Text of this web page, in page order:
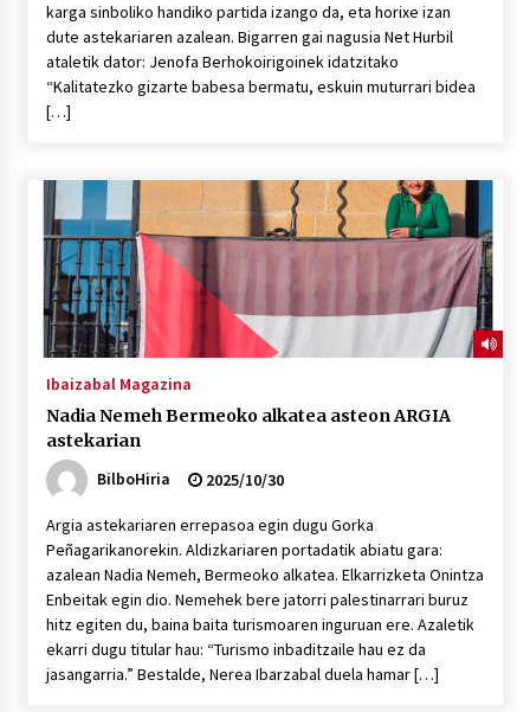
karga sinboliko handiko partida izango da, eta horixe izan
dute astekariaren azalean. Bigarren gai nagusia Net Hurbil
ataletik dator: Jenofa Berhokoirigoinek idatzitako
“Kalitatezko gizarte babesa bermatu, eskuin muturrari bidea
[…]
Ibaizabal Magazina
Nadia Nemeh Bermeoko alkatea asteon ARGIA
astekarian
BilboHiria
2025/10/30
Argia astekariaren errepasoa egin dugu Gorka
Peñagarikanorekin. Aldizkariaren portadatik abiatu gara:
azalean Nadia Nemeh, Bermeoko alkatea. Elkarrizketa Onintza
Enbeitak egin dio. Nemehek bere jatorri palestinarrari buruz
hitz egiten du, baina baita turismoaren inguruan ere. Azaletik
ekarri dugu titular hau: “Turismo inbaditzaile hau ez da
jasangarria.” Bestalde, Nerea Ibarzabal duela hamar […]